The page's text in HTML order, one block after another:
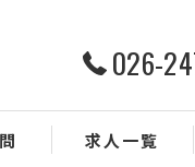
026-
求人一覧